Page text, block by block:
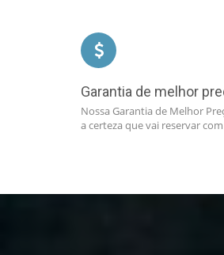
Garantia de melhor
Nossa Garantia de Melhor
a certeza que vai reservar